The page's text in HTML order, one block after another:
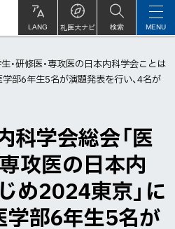
LANG 札医大ナビ
サ
イ
検索 MENU
・研修医・専攻医の日本内科学会ことは
学部6年生5名が演題発表を行い、4名が
学会総会「医
攻医の日本内
め2024東京」に
学部6年生5名が